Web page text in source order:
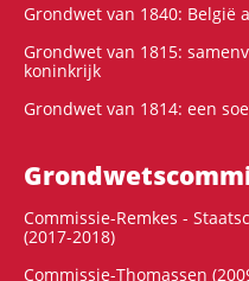
Grondwet van 1840: België
Grondwet van 1815:
koninkrijk
Grondwet van 1814: een
Commissie-Remkes -
(2017-2018)
Commissie-Thomassen